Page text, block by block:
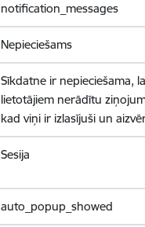
notification_messages
Nepieciešams
Sīkdatne ir nepieciešama,
lietotājiem nerādītu
kad viņi ir izlasījuši un
Sesija
auto_popup_showed